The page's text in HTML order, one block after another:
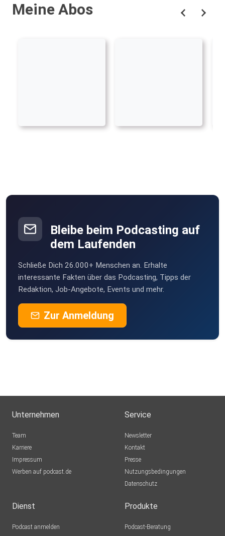
Meine Abos
Bleibe beim Podcasting auf
dem Laufenden
Schließe Dich 26.000+ Menschen an. Erhalte
interessante Fakten über das Podcasting, Tipps der
Redaktion, Job-Angebote, Events und mehr.
Zur Anmeldung
Unternehmen
Team
Karriere
Impressum
Werben auf podcast.de
Service
Newsletter
Kontakt
Presse
Nutzungsbedingungen
Datenschutz
Dienst
Podcast anmelden
Produkte
Podcast-Beratung